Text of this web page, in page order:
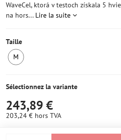
WaveCel, ktorá v testoch získala 5
na hors... Lire la suite
Taille
M
stock
Sélectionnez la variante
243,89 €
203,24 € hors TVA